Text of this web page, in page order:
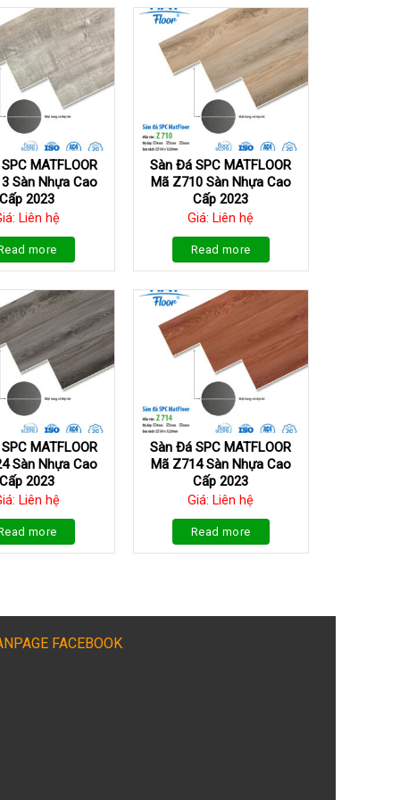
MATFLOOR
Sàn Nhựa Cao
Cấp 2023
Liên hệ
more
Sàn Đá SPC MATFLOOR
Mã Z710 Sàn Nhựa Cao
Cấp 2023
Giá: Liên hệ
Read more
MATFLOOR
Sàn Nhựa Cao
Cấp 2023
Liên hệ
more
Sàn Đá SPC MATFLOOR
Mã Z714 Sàn Nhựa Cao
Cấp 2023
Giá: Liên hệ
Read more
FACEBOOK